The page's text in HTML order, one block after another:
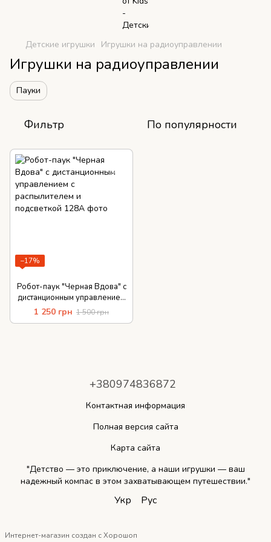
Детские игрушки Игрушки на радиоуправлении
Игрушки на радиоуправлении
Пауки
Фильтр По популярности
−17%
Робот-паук "Черная Вдова" с
дистанционным управлением
с распылителем и подсветкой
1 250 грн 1 500 грн
+380974836872
Контактная информация
Полная версия сайта
Карта сайта
"Детство — это приключение, а наши игрушки — ваш
надежный компас в этом захватывающем путешествии."
Укр Рус
Интернет-магазин создан с Хорошоп